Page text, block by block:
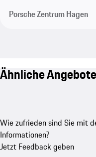
Porsche Zentrum Hagen
Ähnliche Angebote
Wie zufrieden sind Sie mit
Informationen?
Jetzt Feedback geben